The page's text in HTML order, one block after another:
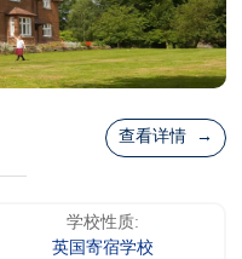
查看详情 →
学校性质:
英国寄宿学校